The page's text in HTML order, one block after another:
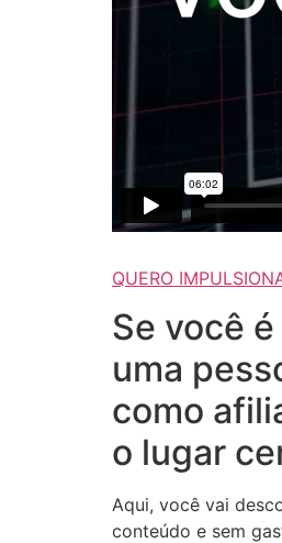
QUERO
Se você é
uma
como
o lugar
Aqui, você vai
conteúdo e sem